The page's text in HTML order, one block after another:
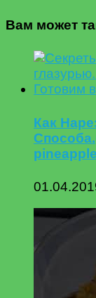
Вам может
Как
pineapple